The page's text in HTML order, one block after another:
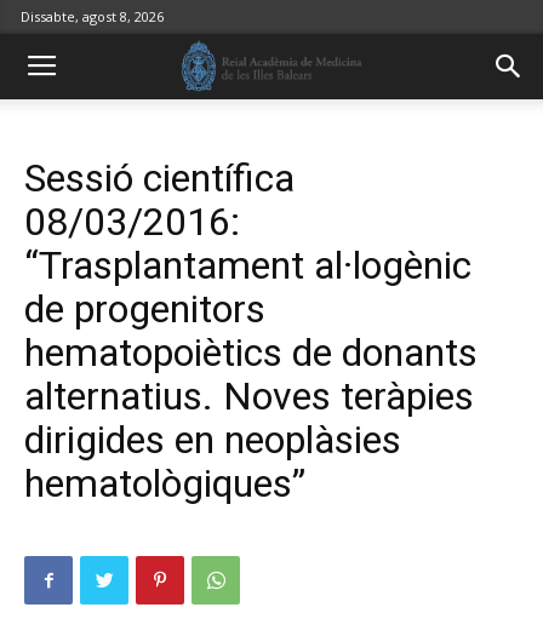
Dissabte, agost 8, 2026
Sessió científica
08/03/2016:
“Trasplantament al·logènic
de progenitors
hematopoiètics de donants
alternatius. Noves teràpies
dirigides en neoplàsies
hematològiques”